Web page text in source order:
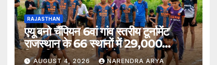
RAJASTHAN
एयू बनो चैंपियन 6वां गांव स्तरीय टूर्नामेंट
राजस्थान के 66 स्थानों में 29,000
खिलाड़ियों की भागीदारी के साथ संपन्न हुआ
AUGUST 4, 2026 NARENDRA ARYA